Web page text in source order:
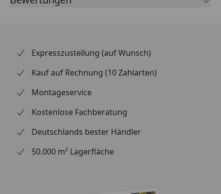
Fertigung in Europa sowie Erfahrung aus dem
professionellen Rennsport. Ob Straße / Alltag und
über die SBS-Anwendungsliste schnell heraus, ob
beim Bremsen auf die Erfahrung des dänischen
Spezialisten.
Expresszustellung (auf Wunsch)
Kauf auf Rechnung (10 Zahlarten)
Montageservice
Kostenlose Fachberatung
Deutschlands bester Händler
50.000 m² Lagerfläche